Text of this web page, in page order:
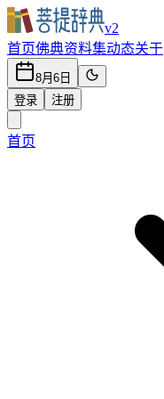
v2
首页佛典资料集动态关于
8月6日
登录
注册
首页